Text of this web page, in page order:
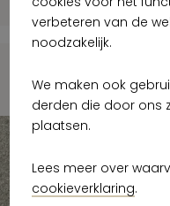
verbeteren van de
noodzakelijk.
We maken ook
derden die door ons
plaatsen.
Lees meer over
cookieverklaring.